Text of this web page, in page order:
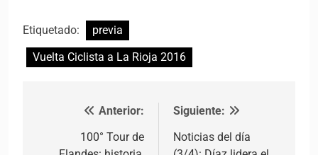
Etiquetado:
previa
Vuelta Ciclista a La Rioja 2016
Navegación de entradas
Anterior:
100° Tour de
Siguiente:
Noticias del día